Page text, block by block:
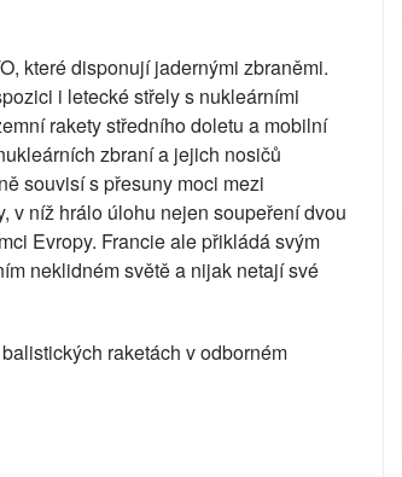
které disponují jadernými zbraněmi.
i letecké střely s nukleárními
rakety středního doletu a mobilní
zbraní a jejich nosičů
souvisí s přesuny moci mezi
v níž hrálo úlohu nejen soupeření dvou
Evropy. Francie ale přikládá svým
neklidném světě a nijak netají své
raketách v odborném